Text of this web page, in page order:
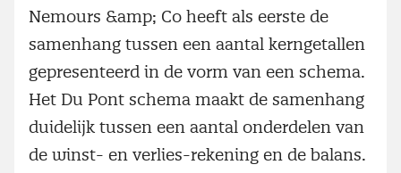
Nemours &amp; Co heeft als eerste de
samenhang tussen een aantal kerngetallen
gepresenteerd in de vorm van een schema.
Het Du Pont schema maakt de samenhang
duidelijk tussen een aantal onderdelen van
de winst- en verlies-rekening en de balans.